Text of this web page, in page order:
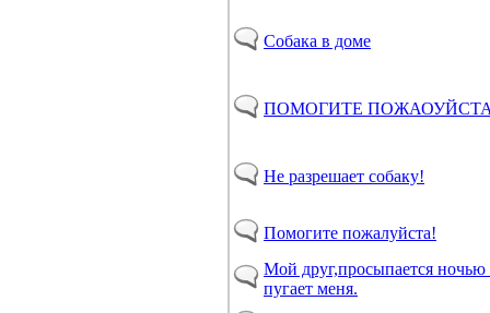
Собака в доме
ПОМОГИТЕ
Не разрешает собаку!
Помогите пожалуйста!
Мой друг,просыпается ночью
пугает меня.